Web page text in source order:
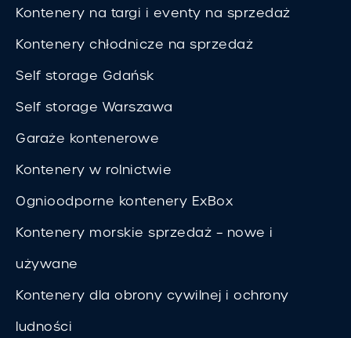
Kontenery na targi i eventy na sprzedaż
Kontenery chłodnicze na sprzedaż
Self storage Gdańsk
Self storage Warszawa
Garaże kontenerowe
Kontenery w rolnictwie
Ognioodporne kontenery ExBox
Kontenery morskie sprzedaż – nowe i
używane
Kontenery dla obrony cywilnej i ochrony
ludności